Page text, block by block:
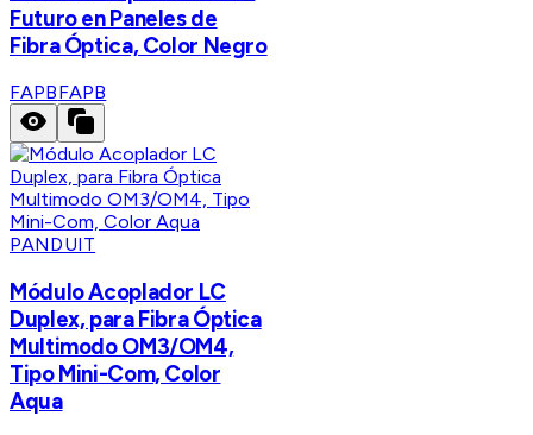
Futuro en Paneles de
Fibra Óptica, Color Negro
FAPBFAPB
PANDUIT
Módulo Acoplador LC
Duplex, para Fibra Óptica
Multimodo OM3/OM4,
Tipo Mini-Com, Color
Aqua